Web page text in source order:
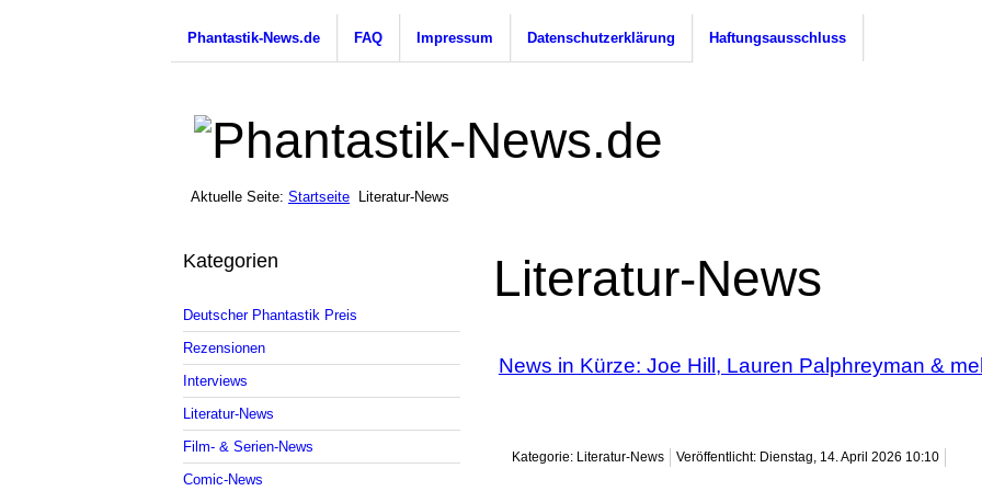
Phantastik-News.de FAQ Impressum Datenschutzerklärung Haftungsausschluss
Aktuelle Seite: Startseite Literatur-News
Kategorien
Deutscher Phantastik Preis
Rezensionen
Interviews
Literatur-News
Film- & Serien-News
Comic-News
Literatur-News
News in Kürze: Joe Hill, Lauren Palphreyman &
Kategorie: Literatur-News Veröffentlicht: Dienstag, 14. April 2026 10:10